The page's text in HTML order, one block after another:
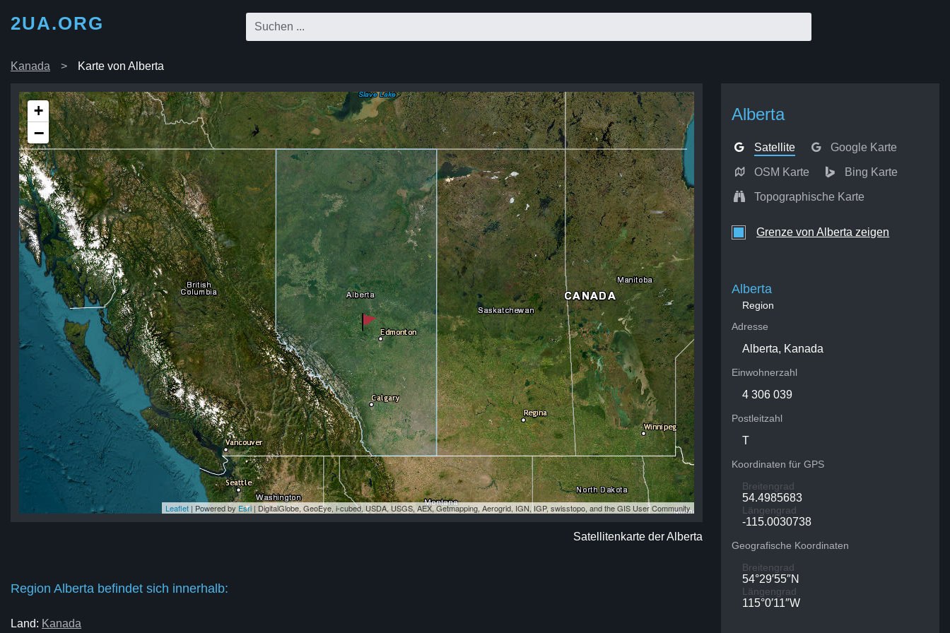
2UA.ORG
Kanada Karte von Alberta
Alberta
Satellite Google Karte
OSM Karte Bing Karte
Topographische Karte
Grenze von Alberta zeigen
+
−
Leaflet| Powered by Esri| DigitalGlobe, GeoEye, i-cubed, USDA, USGS, AEX, Getmapping, Aerogrid, IGN, IGP, swisstopo, and the GIS User Community
Satellitenkarte der Alberta
Alberta
Region
Adresse
Alberta, Kanada
Einwohnerzahl
4 306 039
Postleitzahl
T
Koordinaten für GPS
Breitengrad
54.4985683
Längengrad
-115.0030738
Geografische Koordinaten
Breitengrad
54°29′55″N
Längengrad
115°0′11″W
Region Alberta befindet sich innerhalb:
Land: Kanada